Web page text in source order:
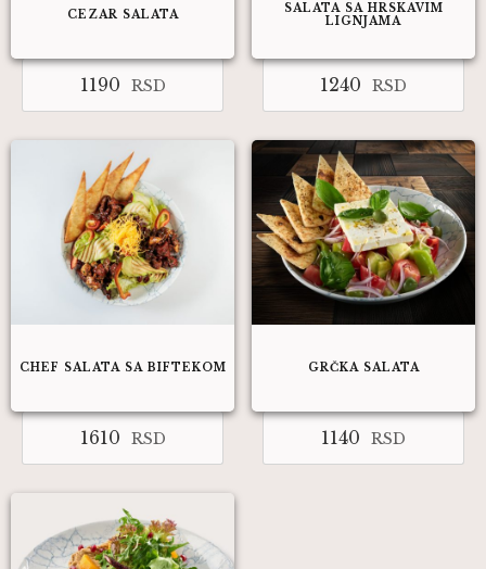
CEZAR SALATA
1190 RSD
SALATA SA HRSKAVIM
LIGNJAMA
1240 RSD
CHEF SALATA SA BIFTEKOM
1610 RSD
GRČKA SALATA
1140 RSD